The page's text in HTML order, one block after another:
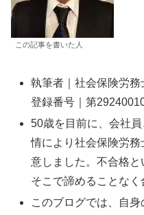
この記事を書いた人
執筆者｜社会保険労
登録番号｜第29240010
50歳を目前に、会社
情により社会保険労
意しました。不合格と
そこで諦めることなく
このブログでは、自